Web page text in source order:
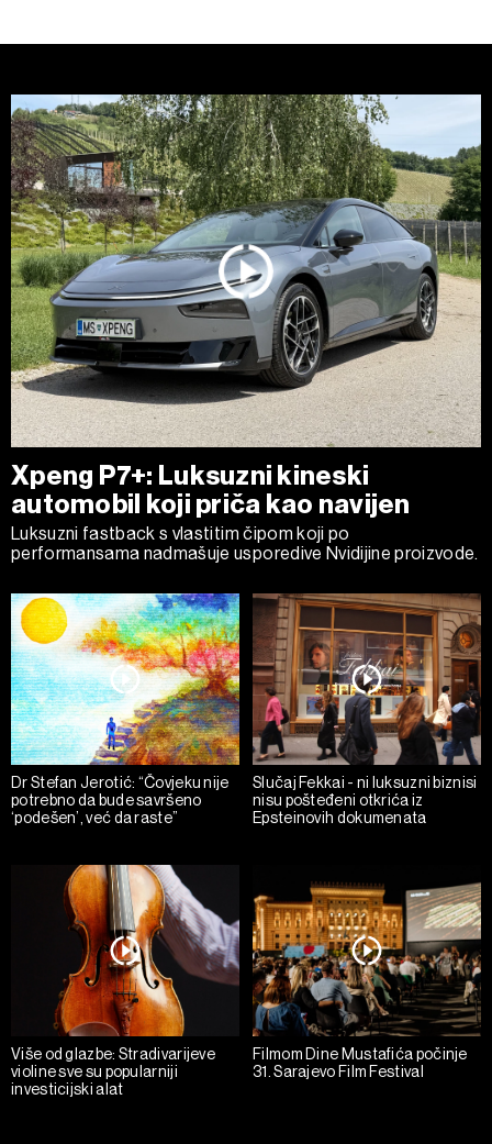
kolačića. Kolačiće u bilo kojem trenutku možete ponovno
kojem trenutku povući bez negativnih posljedica.
Xpeng P7+: Luksuzni kineski
automobil koji priča kao navijen
Luksuzni fastback s vlastitim čipom koji po
performansama nadmašuje usporedive Nvidijine proizvode.
Dr Stefan Jerotić: “Čovjeku nije
potrebno da bude savršeno
‘podešen’, već da raste”
Slučaj Fekkai - ni luksuzni biznisi
nisu pošteđeni otkrića iz
Epsteinovih dokumenata
Više od glazbe: Stradivarijeve
violine sve su popularniji
investicijski alat
Filmom Dine Mustafića počinje
31. Sarajevo Film Festival